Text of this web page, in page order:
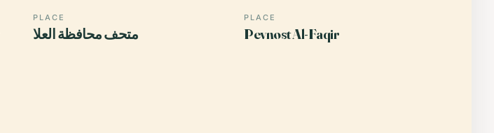
PLACE
متحف محافظة العلا
PLACE
Pevnost Al-Faqir